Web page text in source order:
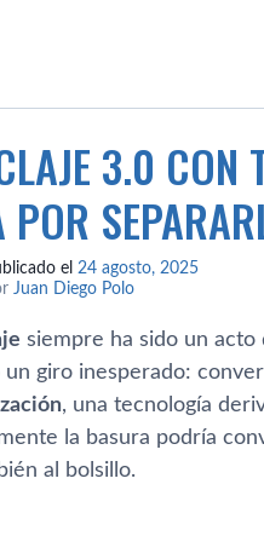
3.0 CON
POR
el 24 agosto, 2025
Juan Diego Polo
siempre ha sido un acto
un giro inesperado:
, una tecnología
la basura podría
al bolsillo.